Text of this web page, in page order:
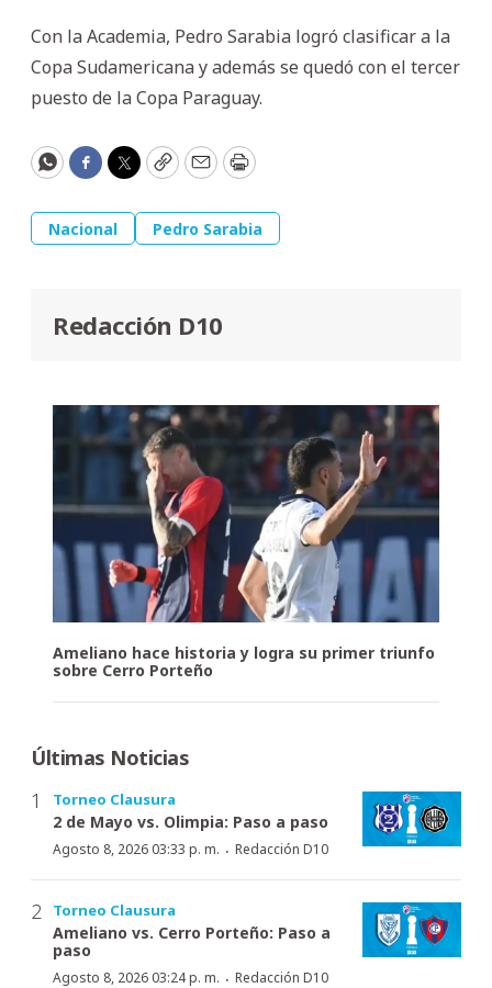
Con la Academia, Pedro Sarabia logró clasificar a la
Copa Sudamericana y además se quedó con el tercer
puesto de la Copa Paraguay.
WhatsApp
Facebook
Twitter
CopyEmailPrint
Nacional Pedro Sarabia
Redacción D10
Ameliano hace historia y logra su primer triunfo
sobre Cerro Porteño
Últimas Noticias
Torneo Clausura
2 de Mayo vs. Olimpia: Paso a paso
Agosto 8, 2026 03:33 p. m. · Redacción D10
Torneo Clausura
Ameliano vs. Cerro Porteño: Paso a
paso
Agosto 8, 2026 03:24 p. m. · Redacción D10